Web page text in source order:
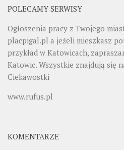
POLECAMY SERWISY
Ogłoszenia pracy z Twojego
placpigal.pl a jeżeli mieszkasz
przykład w Katowicach,
Katowic. Wszystkie znajdują się
Ciekawostki
www.rufus.pl
KOMENTARZE